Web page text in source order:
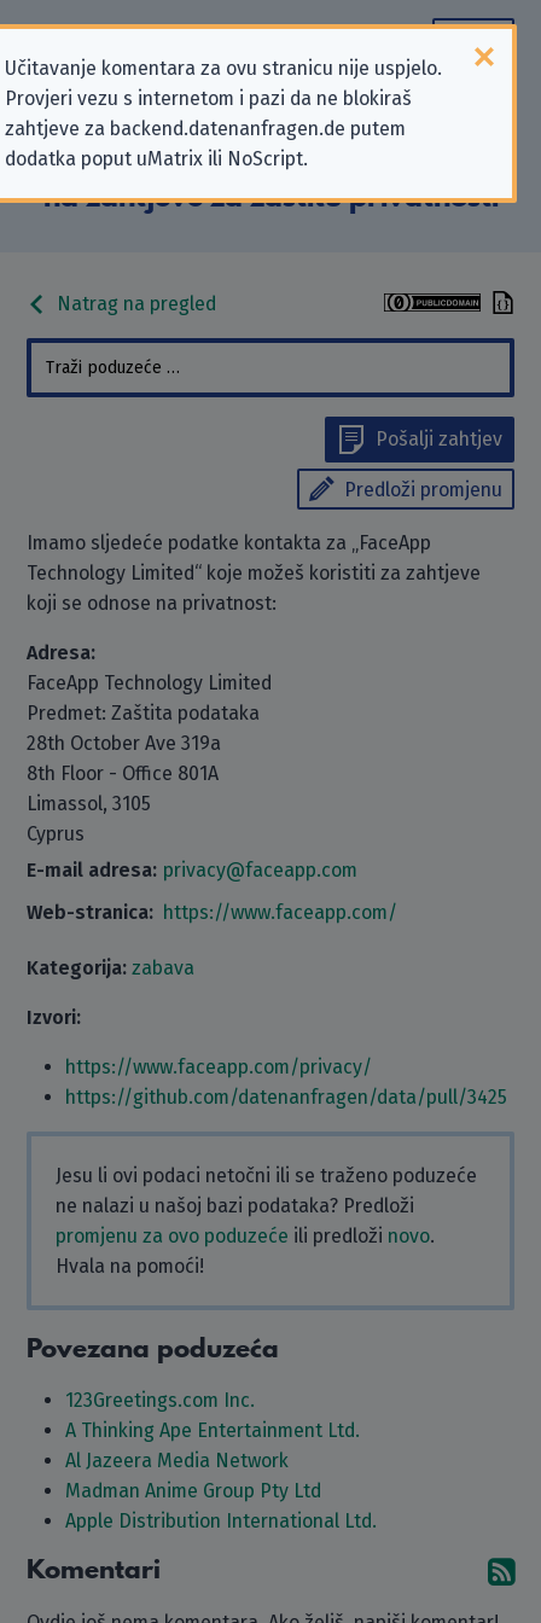
Učitavanje komentara za ovu stranicu nije uspjelo.
Provjeri vezu s internetom i pazi da ne blokiraš
zahtjeve za backend.datenanfragen.de putem
dodatka poput uMatrix ili NoScript.
Podaci kontakta „FaceApp
Technology Limited” koji se odnose
na zahtjeve za zaštitu privatnosti
Natrag na pregled
Pošalji zahtjev
Predloži promjenu
Imamo sljedeće podatke kontakta za „FaceApp
Technology Limited“ koje možeš koristiti za zahtjeve
koji se odnose na privatnost:
Adresa:
FaceApp Technology Limited
Predmet: Zaštita podataka
28th October Ave 319a
8th Floor - Office 801A
Limassol, 3105
Cyprus
E-mail adresa: privacy@faceapp.com
Web-stranica: https://www.faceapp.com/
Kategorija: zabava
Izvori:
https://www.faceapp.com/privacy/
https://github.com/datenanfragen/data/pull/3425
Jesu li ovi podaci netočni ili se traženo poduzeće
ne nalazi u našoj bazi podataka? Predloži
promjenu za ovo poduzeće ili predloži novo.
Hvala na pomoći!
Povezana poduzeća
123Greetings.com Inc.
A Thinking Ape Entertainment Ltd.
Al Jazeera Media Network
Madman Anime Group Pty Ltd
Apple Distribution International Ltd.
Komentari